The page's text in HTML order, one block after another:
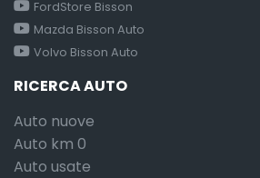
FordStore Bisson
Mazda Bisson Auto
Volvo Bisson Auto
RICERCA AUTO
Auto nuove
Auto km 0
Auto usate